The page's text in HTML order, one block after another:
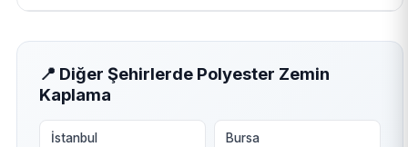
📍 Diğer Şehirlerde Polyester Zemin
Kaplama
İstanbul Bursa